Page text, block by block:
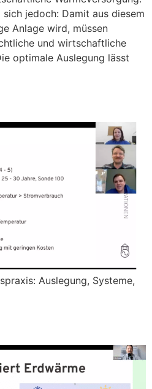
jedoch: Damit aus diesem
Anlage wird, müssen
und wirtschaftliche
optimale Auslegung lässt
Auslegung, Systeme,